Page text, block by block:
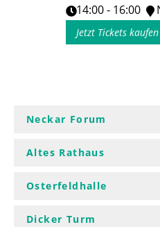
14:00 - 16:00
Jetzt Tickets kaufen
Neckar Forum
Altes Rathaus
Osterfeldhalle
Dicker Turm